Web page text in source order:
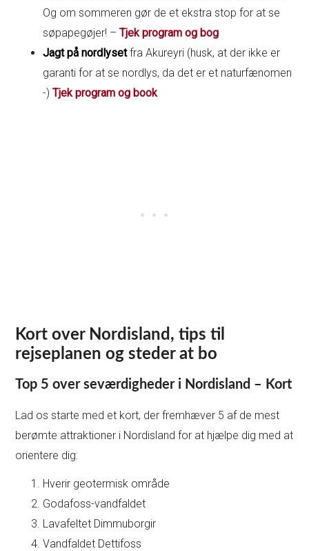
Og om sommeren gør de et ekstra stop for at se
søpapegøjer! –Tjek program og bog
Jagt på nordlyset fra Akureyri (husk, at der ikke er
garanti for at se nordlys, da det er et naturfænomen
-)Tjek program og book
Kort over Nordisland, tips til
rejseplanen og steder at bo
Top 5 over seværdigheder i Nordisland – Kort
Lad os starte med et kort, der fremhæver 5 af de mest
berømte attraktioner i Nordisland for at hjælpe dig med at
orientere dig:
Hverir geotermisk område
Godafoss-vandfaldet
Lavafeltet Dimmuborgir
Vandfaldet Dettifoss